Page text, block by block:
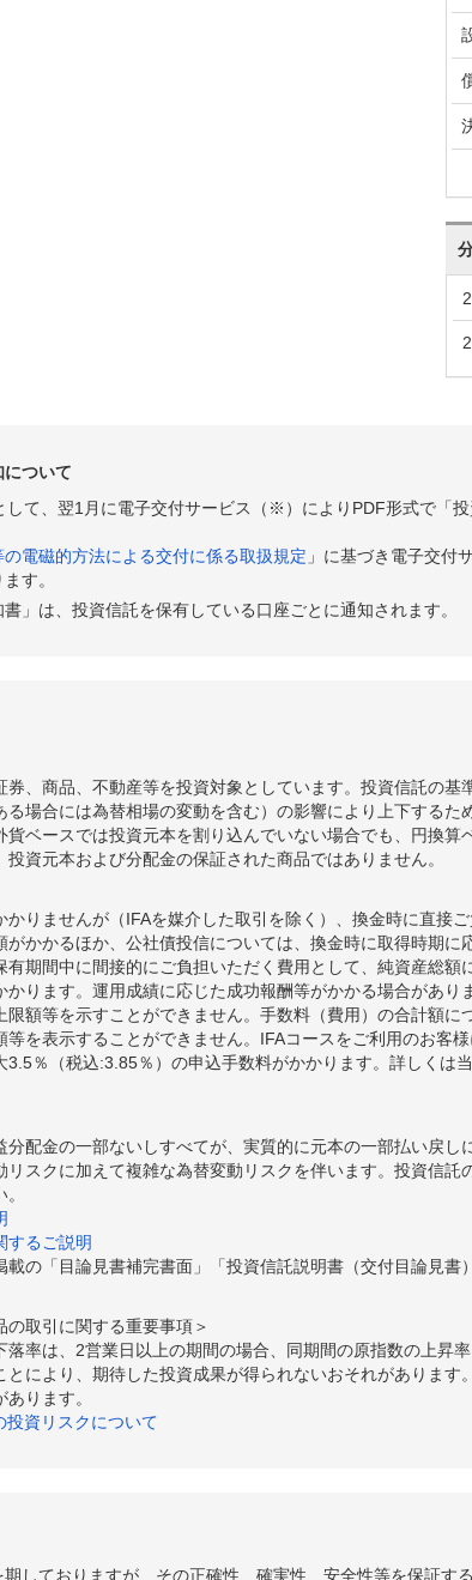
ついて
して、翌1月に電子交付サービス（※）によりPDF形式で「
電磁的方法による交付に係る取扱規定 」に基づき電子交付
す。
」は、投資信託を保有している口座ごとに通知されます。
、商品、不動産等を投資対象としています。投資信託の
場合には為替相場の変動を含む）の影響により上下するた
ベースでは投資元本を割り込んでいない場合でも、円換算
資元本および分配金の保証された商品ではありません。
りませんが（IFAを媒介した取引を除く）、換金時に直接
かかるほか、公社債投信については、換金時に取得時期
期間中に間接的にご負担いただく費用として、純資産総
ります。運用成績に応じた成功報酬等がかかる場合があり
額等を示すことができません。手数料（費用）の合計額に
を表示することができません。IFAコースをご利用のお客
3.5％（税込:3.85％）の申込手数料がかかります。詳しくは
配金の一部ないしすべてが、実質的に元本の一部払い戻
スクに加えて複雑な為替変動リスクを伴います。投資信
するご説明
の「目論見書補完書面」「投資信託説明書（交付目論見書
の取引に関する重要事項＞
落率は、2営業日以上の期間の場合、同期間の原指数の上昇
により、期待した投資成果が得られないおそれがありま
ります。
投資リスクについて
しておりますが、その正確性、確実性、安全性等を保証す